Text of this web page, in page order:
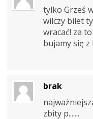
tylko Grześ
wilczy bilet
wracać! za
bujamy się
brak
zbity p.......